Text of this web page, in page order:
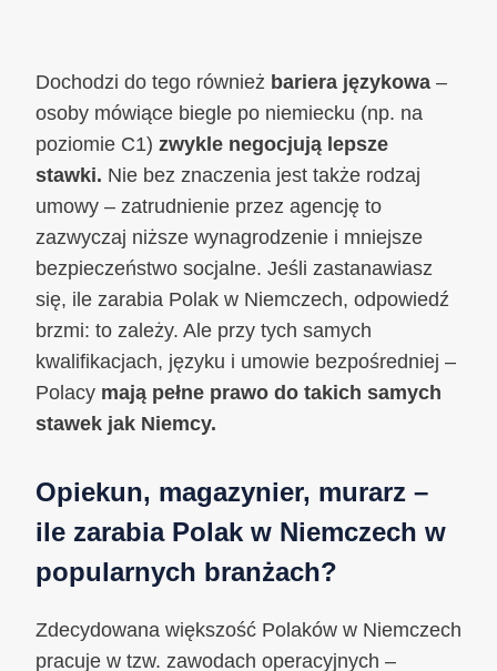
Dochodzi do tego również bariera językowa –
osoby mówiące biegle po niemiecku (np. na
poziomie C1) zwykle negocjują lepsze
stawki. Nie bez znaczenia jest także rodzaj
umowy – zatrudnienie przez agencję to
zazwyczaj niższe wynagrodzenie i mniejsze
bezpieczeństwo socjalne. Jeśli zastanawiasz
się, ile zarabia Polak w Niemczech, odpowiedź
brzmi: to zależy. Ale przy tych samych
kwalifikacjach, języku i umowie bezpośredniej –
Polacy mają pełne prawo do takich samych
stawek jak Niemcy.
Opiekun, magazynier, murarz –
ile zarabia Polak w Niemczech w
popularnych branżach?
Zdecydowana większość Polaków w Niemczech
pracuje w tzw. zawodach operacyjnych –